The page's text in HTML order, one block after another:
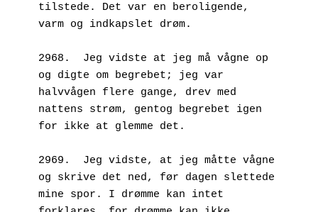
tilstede. Det var en beroligende,
varm og indkapslet drøm.
2968.  Jeg vidste at jeg må vågne op
og digte om begrebet; jeg var
halvvågen flere gange, drev med
nattens strøm, gentog begrebet igen
for ikke at glemme det.
2969.  Jeg vidste, at jeg måtte vågne
og skrive det ned, før dagen slettede
mine spor. I drømme kan intet